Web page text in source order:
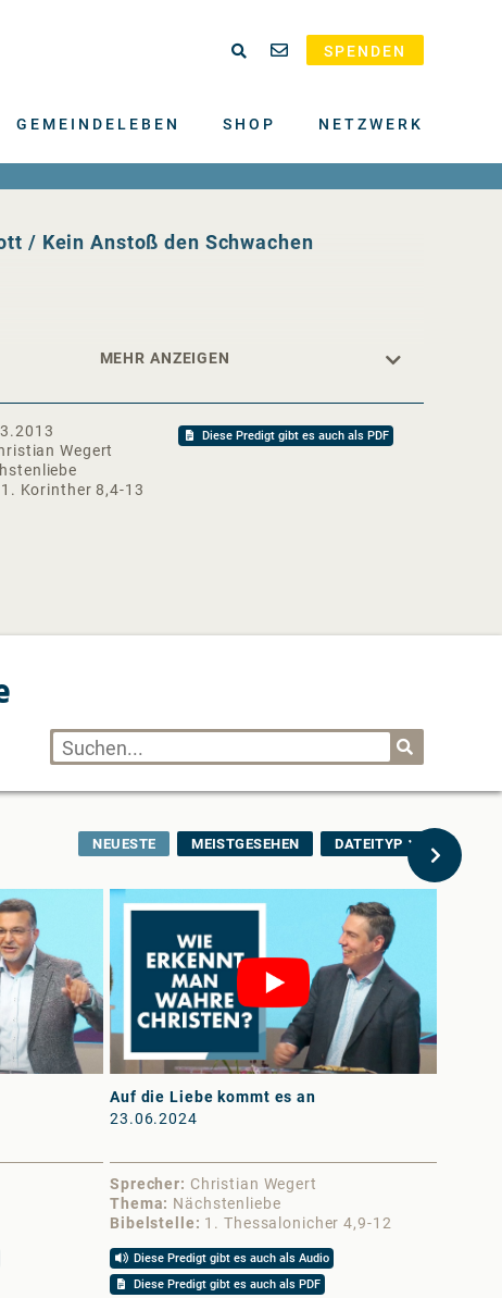
SPENDEN
GEMEINDELEBEN SHOP NETZWERK
/ Kein Anstoß den Schwachen
Wegert
1. Korinther 8,4-13
Diese Predigt gibt es auch als PDF
NEUESTE MEISTGESEHEN DATEITYP
Auf die Liebe kommt es an
23.06.2024
Sprecher
Christian Wegert
Thema
Nächstenliebe
Bibelstelle
1. Thessalonicher 4,9-12
Diese Predigt gibt es auch als Audio
Diese Predigt gibt es auch als PDF